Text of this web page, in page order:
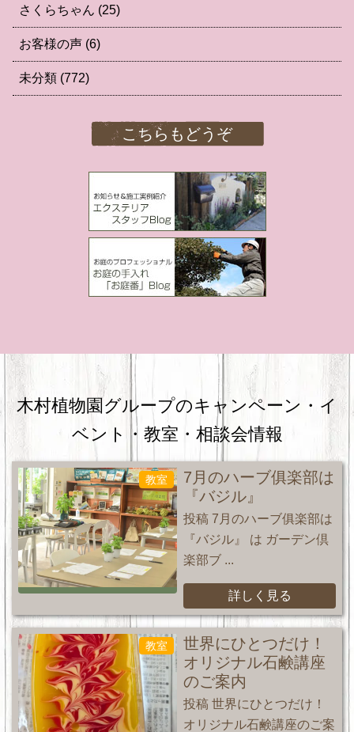
さくらちゃん (25)
お客様の声 (6)
未分類 (772)
こちらもどうぞ
木村植物園グループのキャンペーン・ イ
ベント・教室・相談会情報
教室
7月のハーブ俱楽部は
『バジル』
投稿 7月のハーブ俱楽部は
『バジル』 は ガーデン倶
楽部ブ ...
詳しく見る
教室
世界にひとつだけ！
オリジナル石鹸講座
のご案内
投稿 世界にひとつだけ！
オリジナル石鹸講座のご案